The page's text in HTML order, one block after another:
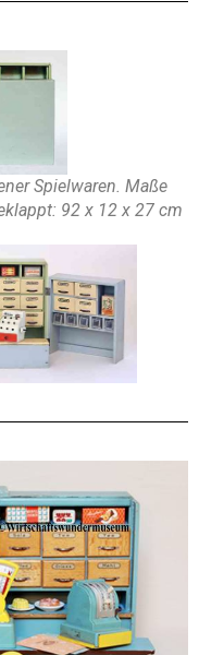
Spielwaren. Maße
92 x 12 x 27 cm